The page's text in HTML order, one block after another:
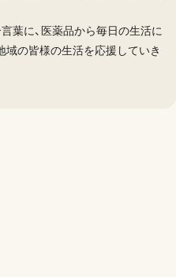
葉に、医薬品から毎日の生活に
域の皆様の生活を応援していき